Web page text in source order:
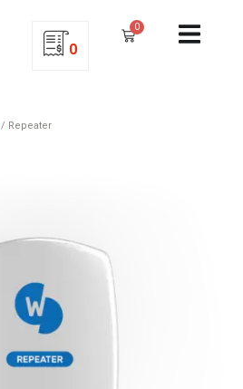
0
0
/ Repeater